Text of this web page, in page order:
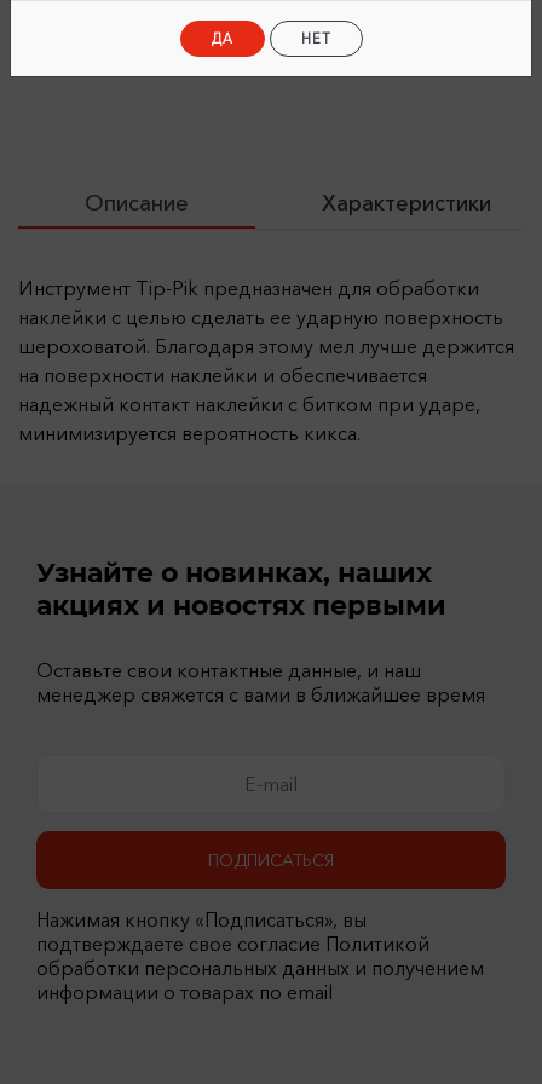
по тарифам Яндекс доставки по СПб.
После онлайн-оплаты товара
Описание Характеристики
Инструмент Tip-Pik предназначен для обработки
наклейки с целью сделать ее ударную поверхность
шероховатой. Благодаря этому мел лучше держится
на поверхности наклейки и обеспечивается
надежный контакт наклейки с битком при ударе,
минимизируется вероятность кикса.
Узнайте о новинках, наших
акциях и новостях первыми
Оставьте свои контактные данные, и наш
менеджер свяжется с вами в ближайшее время
ПОДПИСАТЬСЯ
Нажимая кнопку «Подписаться», вы
подтверждаете свое согласие Политикой
обработки персональных данных и получением
информации о товарах по email
ДА НЕТ